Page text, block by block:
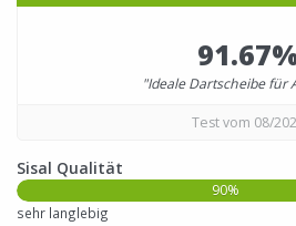
"Ideale Dartscheibe für
Test vom 08/
Sisal Qualität
90%
sehr langlebig